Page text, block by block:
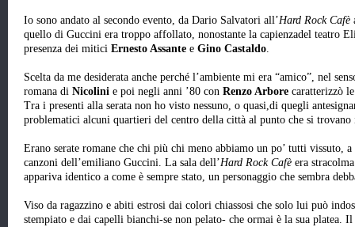
Io sono andato al secondo evento, da Dario Salvatori all’Hard Rock Cafè
quello di Guccini era troppo affollato, nonostante la capienzadel teatro
presenza dei mitici Ernesto Assante e Gino Castaldo.
Scelta da me desiderata anche perché l’ambiente mi era “amico”, nel
romana di Nicolini e poi negli anni ’80 con Renzo Arbore caratterizzò
Tra i presenti alla serata non ho visto nessuno, o quasi,di quegli
problematici alcuni quartieri del centro della città al punto che si
Erano serate romane che chi più chi meno abbiamo un po’ tutti vissuto,
canzoni dell’emiliano Guccini. La sala dell’Hard Rock Cafè era
appariva identico a come è sempre stato, un personaggio che sembra
Viso da ragazzino e abiti estrosi dai colori chiassosi che solo lui può
stempiato e dai capelli bianchi-se non pelato- che ormai è la sua platea.